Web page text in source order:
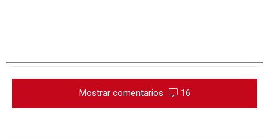
Mostrar comentarios 16